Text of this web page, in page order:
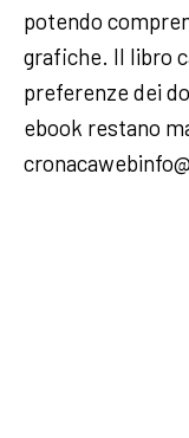
potendo
grafiche. Il libro
preferenze dei
ebook restano